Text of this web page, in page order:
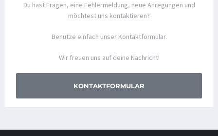
Du hast Fragen, eine Fehlermeldung, neue Anregungen und
möchtest uns kontaktieren?
Benutze einfach unser Kontaktformular.
Wir freuen uns auf deine Nachricht!
KONTAKTFORMULAR